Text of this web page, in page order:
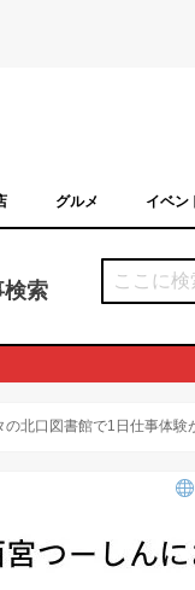
グルメ イベン
検索
の北口図書館で1日仕事体験